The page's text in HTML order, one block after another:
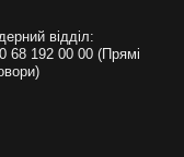
відділ:
68 192 00 00 (Прямі